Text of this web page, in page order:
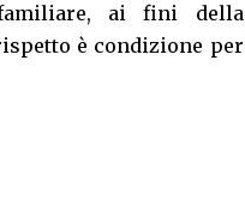
ai fini della
è condizione per